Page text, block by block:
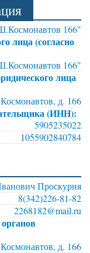
166"
лица (согласно
166"
лица
д. 166
(ИНН):
5905235022
1055902840784
Проскурня
8(342)226-81-82
2268182@mail.ru
д. 166